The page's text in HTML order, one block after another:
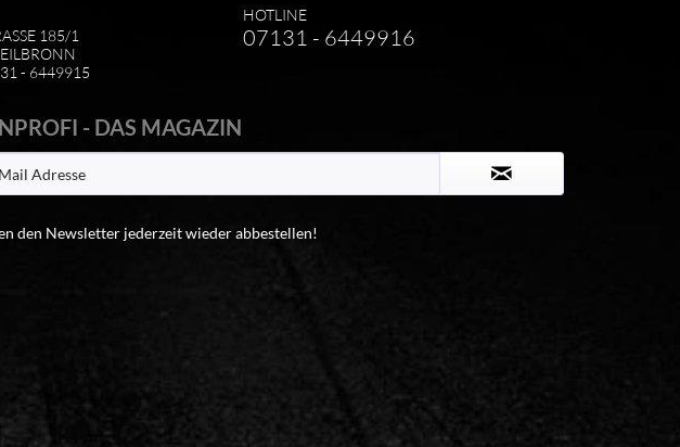
185/1
- 6449915
HOTLINE
07131 - 6449916
- DAS MAGAZIN
den Newsletter jederzeit wieder abbestellen!